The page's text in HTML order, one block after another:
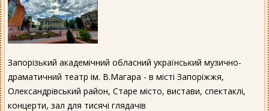
Запорізький академічний обласний український музично-
драматичний театр ім. В.Магара - в місті Запоріжжя,
Олександрівський район, Старе місто, вистави, спектаклі,
концерти, зал для тисячі глядачів